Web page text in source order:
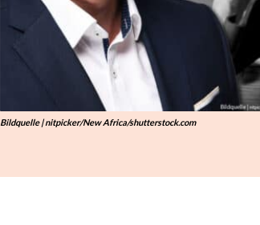
Bildquelle | nitpicker/New Africa/shutterstock.com